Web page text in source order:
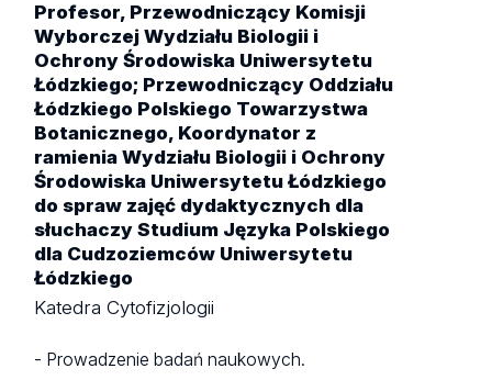
Profesor, Przewodniczący Komisji
Wyborczej Wydziału Biologii i
Ochrony Środowiska Uniwersytetu
Łódzkiego; Przewodniczący Oddziału
Łódzkiego Polskiego Towarzystwa
Botanicznego, Koordynator z
ramienia Wydziału Biologii i Ochrony
Środowiska Uniwersytetu Łódzkiego
do spraw zajęć dydaktycznych dla
słuchaczy Studium Języka Polskiego
dla Cudzoziemców Uniwersytetu
Łódzkiego
Katedra Cytofizjologii
- Prowadzenie badań naukowych.